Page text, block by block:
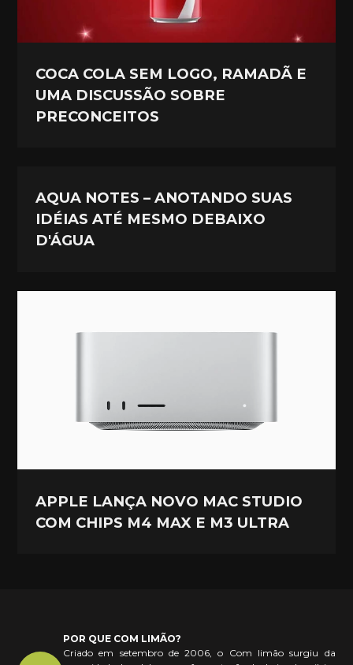
COCA COLA SEM LOGO, RAMADÃ E
UMA DISCUSSÃO SOBRE
PRECONCEITOS
AQUA NOTES – ANOTANDO SUAS
IDÉIAS ATÉ MESMO DEBAIXO
D'ÁGUA
APPLE LANÇA NOVO MAC STUDIO
COM CHIPS M4 MAX E M3 ULTRA
POR QUE COM LIMÃO?
Criado em setembro de 2006, o Com limão surgiu da